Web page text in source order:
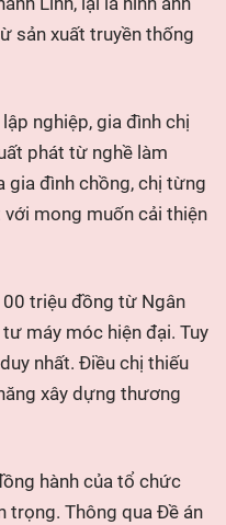
sản xuất truyền thống
nghiệp, gia đình chị
phát từ nghề làm
gia đình chồng, chị từng
mong muốn cải thiện
triệu đồng từ Ngân
máy móc hiện đại. Tuy
nhất. Điều chị thiếu
xây dựng thương
hành của tổ chức
trọng. Thông qua Đề án